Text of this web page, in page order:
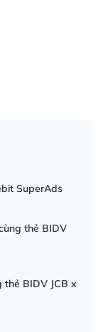
SuperAds
thẻ BIDV
BIDV JCB x